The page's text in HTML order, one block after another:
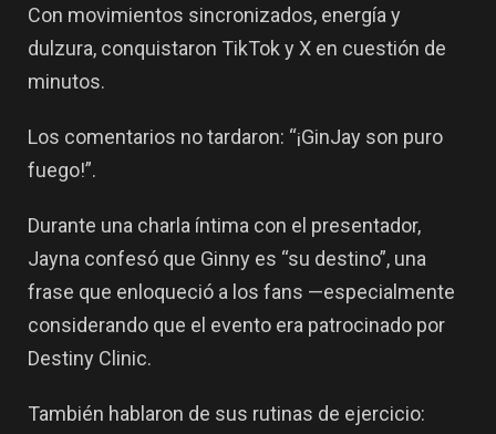
Con movimientos sincronizados, energía y
dulzura, conquistaron TikTok y X en cuestión de
minutos.
Los comentarios no tardaron: “¡GinJay son puro
fuego!”.
Durante una charla íntima con el presentador,
Jayna confesó que Ginny es “su destino”, una
frase que enloqueció a los fans —especialmente
considerando que el evento era patrocinado por
Destiny Clinic.
También hablaron de sus rutinas de ejercicio: